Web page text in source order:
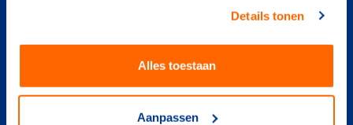
Details tonen
Alles toestaan
Aanpassen
Neem contact op